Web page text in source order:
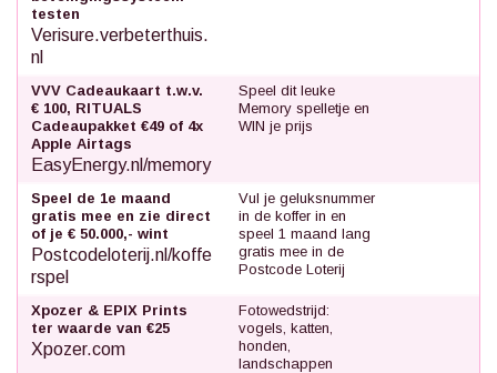
testen
Verisure.verbeterthuis.
nl
VVV Cadeaukaart t.w.v.
€ 100, RITUALS
Cadeaupakket €49 of 4x
Apple Airtags
EasyEnergy.nl/memory
Speel dit leuke
Memory spelletje en
WIN je prijs
Speel de 1e maand
gratis mee en zie direct
of je € 50.000,- wint
Postcodeloterij.nl/koffe
rspel
Vul je geluksnummer
in de koffer in en
speel 1 maand lang
gratis mee in de
Postcode Loterij
Xpozer & EPIX Prints
ter waarde van €25
Xpozer.com
Fotowedstrijd:
vogels, katten,
honden,
landschappen